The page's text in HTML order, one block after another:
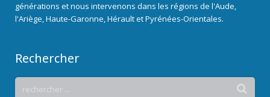
générations et nous intervenons dans les régions de l'Aude,
l'Ariège, Haute-Garonne, Hérault et Pyrénées-Orientales.
Rechercher